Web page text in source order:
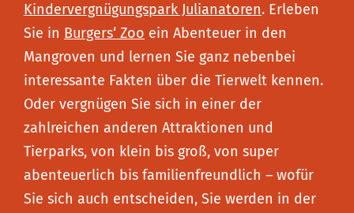
Kindervergnügungspark Julianatoren. Erleben
Sie in Burgers‘ Zoo ein Abenteuer in den
Mangroven und lernen Sie ganz nebenbei
interessante Fakten über die Tierwelt kennen.
Oder vergnügen Sie sich in einer der
zahlreichen anderen Attraktionen und
Tierparks, von klein bis groß, von super
abenteuerlich bis familienfreundlich – wofür
Sie sich auch entscheiden, Sie werden in der